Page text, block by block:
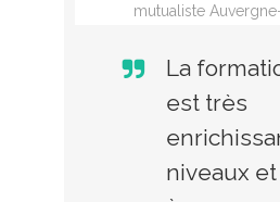
mutualiste
La
est très
niveaux et